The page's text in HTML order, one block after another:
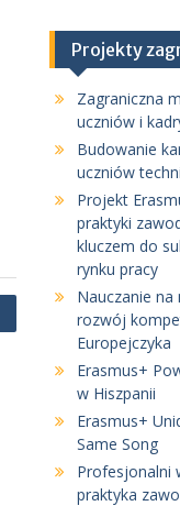
Projekty
Zagraniczna
uczniów i
Budowanie
uczniów
Projekt
praktyki
kluczem do
rynku pracy
Nauczanie na
rozwój
Europejczyka
Erasmus+
w Hiszpanii
Erasmus+
Same Song
Profesjonalni
praktyka